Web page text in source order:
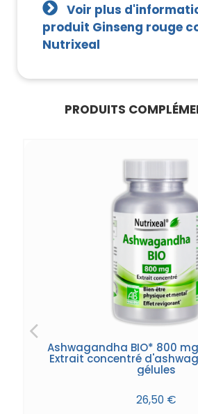
Voir plus
produit Ginseng rouge
Nutrixeal
PRODUITS
Ashwagandha BIO* 800
Extrait concentré
gélules
26,50 €